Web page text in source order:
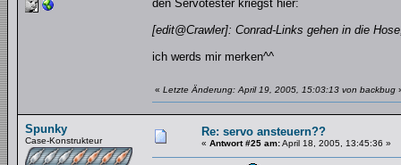
den Servotester kriegst hier:
[edit@Crawler]: Conrad-Links gehen in die
ich werds mir merken^^
« Letzte Änderung: April 19, 2005, 15:03:13 von backbug
Spunky
Case-Konstrukteur
Re: servo ansteuern??
« Antwort #25 am:April 18, 2005, 13:45:36 »